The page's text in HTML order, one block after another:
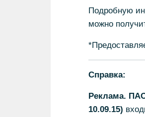
Подробную
можно
Справка:
Реклама.
10.09.15)